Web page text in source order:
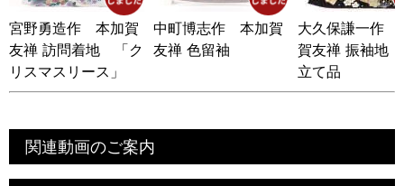
宮野勇造作 本加賀
友禅 訪問着地 「ク
リスマスリース」
未仕立て品
中町博志作 本加賀
友禅 色留袖
大久保謙一作
賀友禅 振袖地
立て品
関連動画のご案内